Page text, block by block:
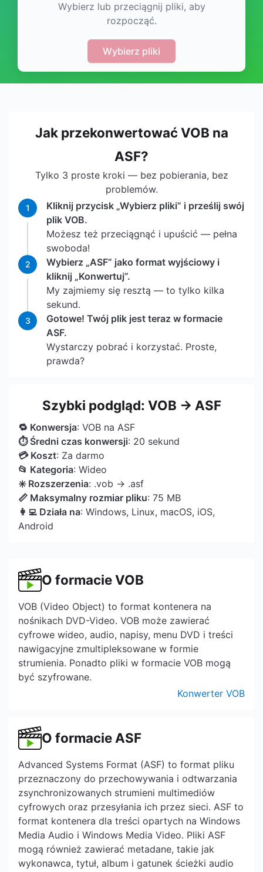
Wybierz lub przeciągnij pliki, aby
rozpocząć.
Wybierz pliki
Jak przekonwertować VOB na
ASF?
Tylko 3 proste kroki — bez pobierania, bez
problemów.
1
Kliknij przycisk „Wybierz pliki” i prześlij swój
plik VOB.
Możesz też przeciągnąć i upuścić — pełna
swoboda!
2
Wybierz „ASF” jako format wyjściowy i
kliknij „Konwertuj”.
My zajmiemy się resztą — to tylko kilka
sekund.
3
Gotowe! Twój plik jest teraz w formacie
ASF.
Wystarczy pobrać i korzystać. Proste,
prawda?
Szybki podgląd: VOB → ASF
🔁 Konwersja: VOB na ASF
⏱ Średni czas konwersji: 20 sekund
💳 Koszt: Za darmo
📂 Kategoria: Wideo
✳️ Rozszerzenia: .vob → .asf
📏 Maksymalny rozmiar pliku: 75 MB
👩‍💻 Działa na: Windows, Linux, macOS, iOS,
Android
O formacie VOB
VOB (Video Object) to format kontenera na
nośnikach DVD-Video. VOB może zawierać
cyfrowe wideo, audio, napisy, menu DVD i treści
nawigacyjne zmultipleksowane w formie
strumienia. Ponadto pliki w formacie VOB mogą
być szyfrowane.
Konwerter VOB
O formacie ASF
Advanced Systems Format (ASF) to format pliku
przeznaczony do przechowywania i odtwarzania
zsynchronizowanych strumieni multimediów
cyfrowych oraz przesyłania ich przez sieci. ASF to
format kontenera dla treści opartych na Windows
Media Audio i Windows Media Video. Pliki ASF
mogą również zawierać metadane, takie jak
wykonawca, tytuł, album i gatunek ścieżki audio